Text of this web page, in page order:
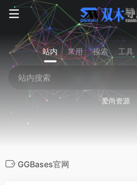
站内 常用 搜索 工具
爱尚资源
GGBases官网